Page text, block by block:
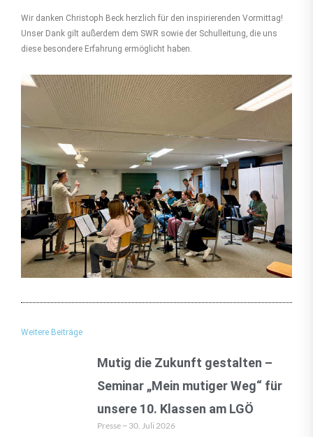
Wir danken Christoph Beck herzlich für den inspirierenden Vormittag!
Unser Dank gilt außerdem dem SWR sowie der Schulleitung, die uns
diese besondere Erfahrung ermöglicht haben.
Weitere Beiträge
Mutig die Zukunft gestalten –
Seminar „Mein mutiger Weg“ für
unsere 10. Klassen am LGÖ
Presse 30. Juli 2026